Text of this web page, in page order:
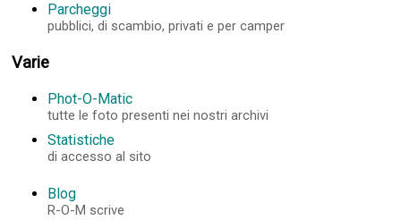
Parcheggi
pubblici, di scambio, privati e per camper
Varie
Phot-O-Matic
tutte le foto presenti nei nostri archivi
Statistiche
di accesso al sito
Blog
R-O-M scrive